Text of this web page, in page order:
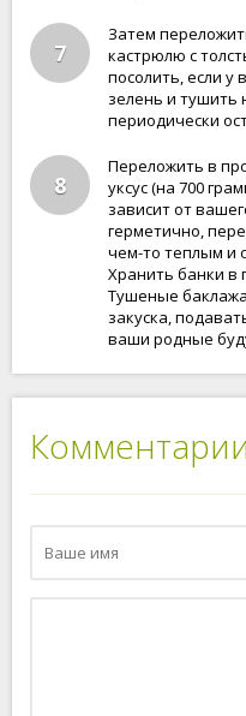
7
Затем
кастрюлю с
посолить, если у
зелень и тушить
периодически
8
Переложить в
уксус (на 700
зависит от
герметично,
чем-то теплым и
Хранить банки в
Тушеные
закуска,
ваши родные